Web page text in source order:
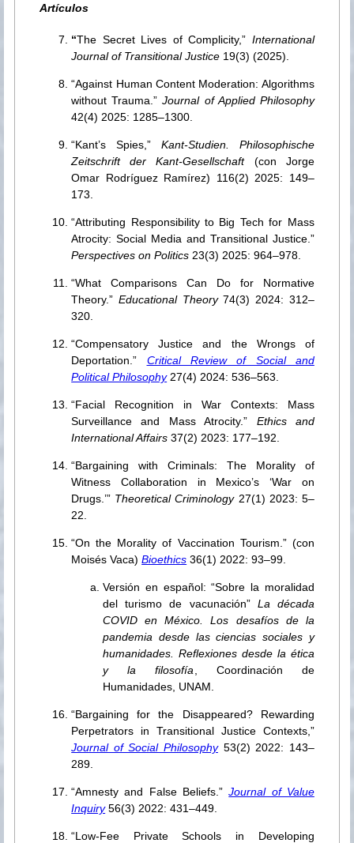
Artículos
“The Secret Lives of Complicity,” International
Journal of Transitional Justice 19(3) (2025).
“Against Human Content Moderation: Algorithms
without Trauma.”Journal of Applied Philosophy
42(4) 2025: 1285–1300.
“Kant’s Spies,” Kant-Studien. Philosophische
Zeitschrift der Kant-Gesellschaft(con Jorge
Omar Rodríguez Ramírez) 116(2) 2025: 149–
173.
“Attributing Responsibility to Big Tech for Mass
Atrocity: Social Media and Transitional Justice.”
Perspectives on Politics 23(3) 2025: 964–978.
“What Comparisons Can Do for Normative
Theory.” Educational Theory74(3) 2024: 312–
320.
“Compensatory Justice and the Wrongs of
Deportation.” Critical Review of Social and
Political Philosophy27(4) 2024: 536–563.
“Facial Recognition in War Contexts: Mass
Surveillance and Mass Atrocity.” Ethics and
International Affairs 37(2) 2023: 177–192.
“Bargaining with Criminals: The Morality of
Witness Collaboration in Mexico’s ‘War on
Drugs.’” Theoretical Criminology27(1) 2023: 5–
22.
“On the Morality of Vaccination Tourism.” (con
Moisés Vaca)Bioethics 36(1) 2022: 93–99.
Versión en español: “Sobre la moralidad
del turismo de vacunación” La década
COVID en México. Los desafíos de la
pandemia desde las ciencias sociales y
humanidades. Reflexiones desde la ética
y la filosofía , Coordinación de
Humanidades, UNAM.
“Bargaining for the Disappeared? Rewarding
Perpetrators in Transitional Justice Contexts,”
Journal of Social Philosophy53(2) 2022: 143–
289.
“Amnesty and False Beliefs.”Journal of Value
Inquiry56(3) 2022: 431–449.
“Low-Fee Private Schools in Developing